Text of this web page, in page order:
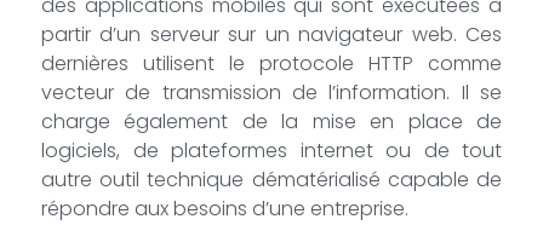
des applications mobiles qui sont exécutées à
partir d’un serveur sur un navigateur web. Ces
dernières utilisent le protocole HTTP comme
vecteur de transmission de l’information. Il se
charge également de la mise en place de
logiciels, de plateformes internet ou de tout
autre outil technique dématérialisé capable de
répondre aux besoins d’une entreprise.